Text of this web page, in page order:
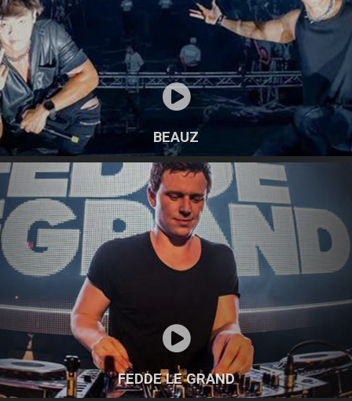
BEAUZ
FEDDE LE GRAND